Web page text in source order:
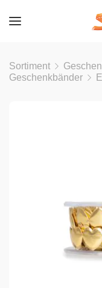
Sortiment
Geschenkbänder